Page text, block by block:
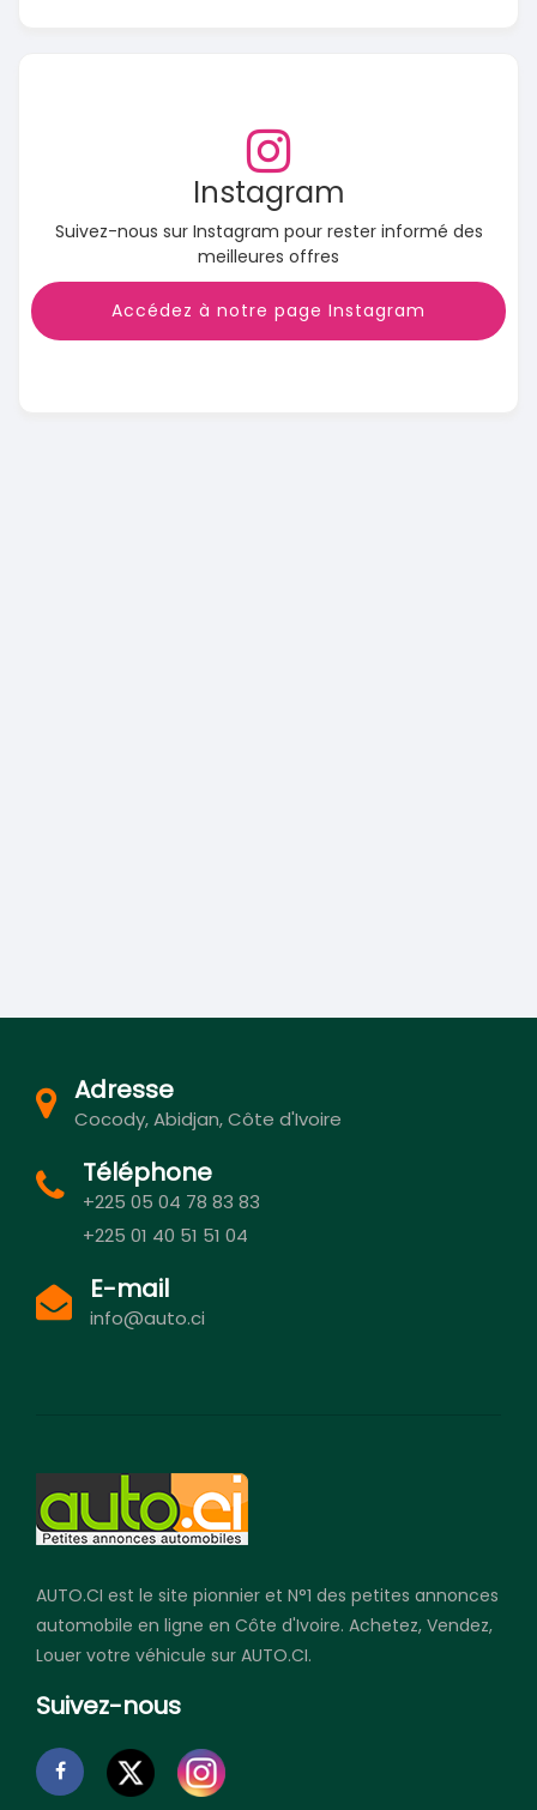
Instagram
Suivez-nous sur Instagram pour rester informé des
meilleures offres
Accédez à notre page Instagram
Adresse
Cocody, Abidjan, Côte d'Ivoire
Téléphone
+225 05 04 78 83 83
+225 01 40 51 51 04
E-mail
info@auto.ci
AUTO.CI est le site pionnier et N°1 des petites annonces
automobile en ligne en Côte d'Ivoire. Achetez, Vendez,
Louer votre véhicule sur AUTO.CI.
Suivez-nous